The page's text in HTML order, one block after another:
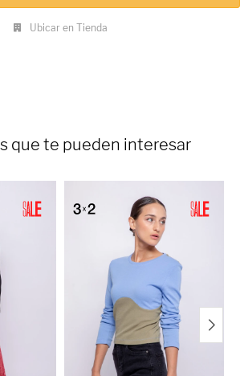
Ubicar en Tienda
que te pueden interesar